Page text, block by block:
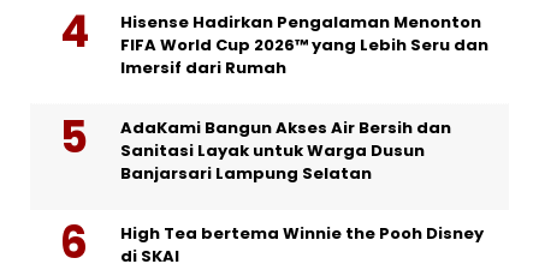
Hisense Hadirkan Pengalaman Menonton
FIFA World Cup 2026™ yang Lebih Seru dan
Imersif dari Rumah
AdaKami Bangun Akses Air Bersih dan
Sanitasi Layak untuk Warga Dusun
Banjarsari Lampung Selatan
High Tea bertema Winnie the Pooh Disney
di SKAI